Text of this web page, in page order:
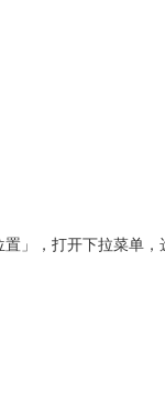
」，打开下拉菜单